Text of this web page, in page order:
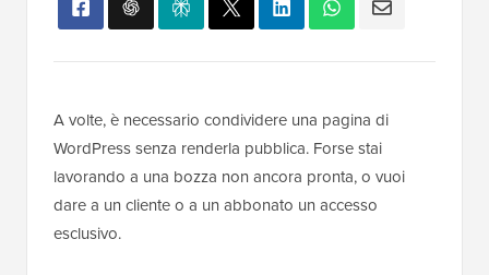
A volte, è necessario condividere una pagina di
WordPress senza renderla pubblica. Forse stai
lavorando a una bozza non ancora pronta, o vuoi
dare a un cliente o a un abbonato un accesso
esclusivo.